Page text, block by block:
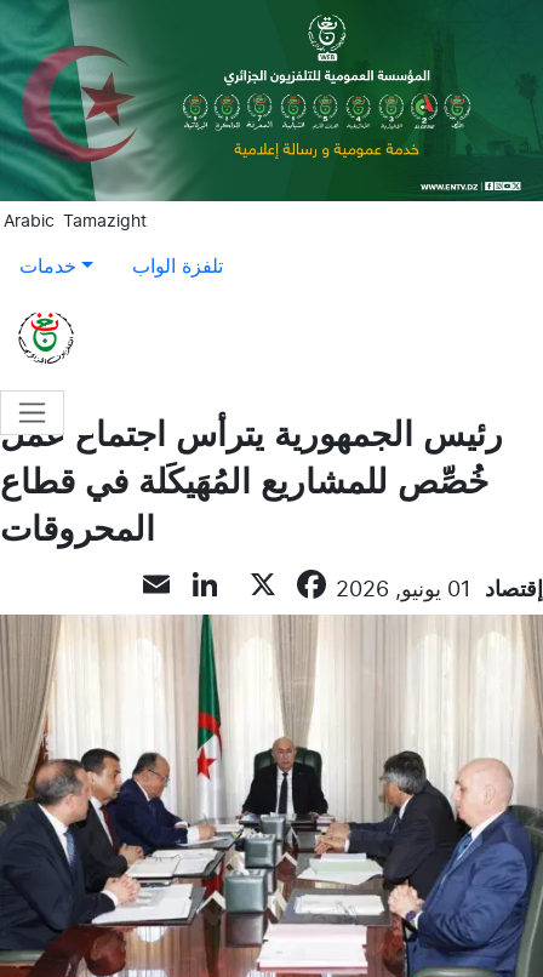
Aller au contenu principal
Arabic Tamazight
خدمات تلفزة الواب
رئيس الجمهورية يترأس اجتماع عمل
خُصِّص للمشاريع المُهَيكَلة في قطاع
المحروقات
إقتصاد 01 يونيو, 2026 Facebook
LinkedIn